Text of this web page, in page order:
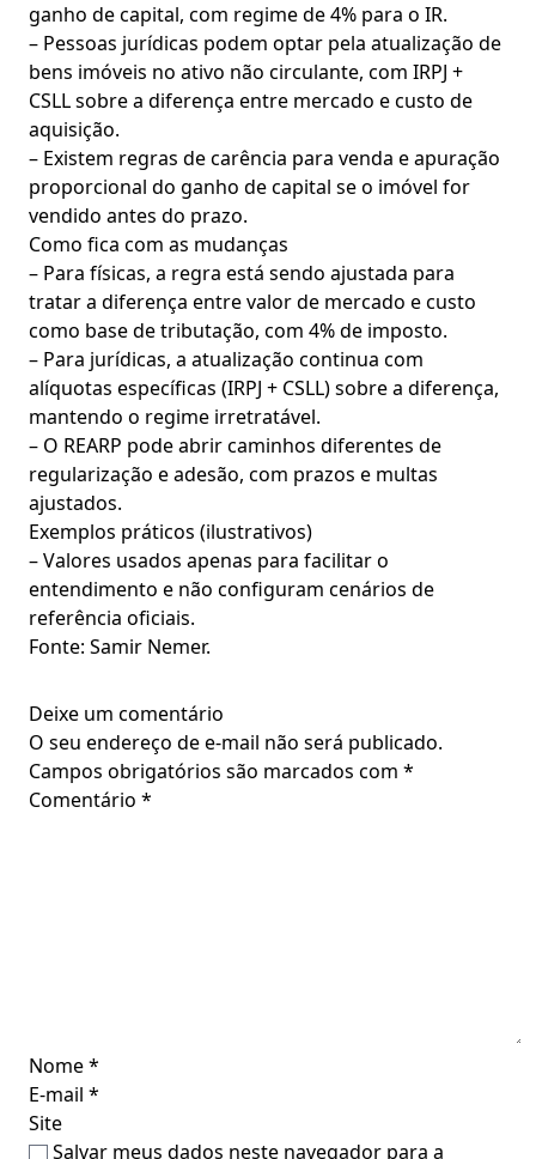
ganho de capital, com regime de 4% para o IR.
– Pessoas jurídicas podem optar pela atualização de
bens imóveis no ativo não circulante, com IRPJ +
CSLL sobre a diferença entre mercado e custo de
aquisição.
– Existem regras de carência para venda e apuração
proporcional do ganho de capital se o imóvel for
vendido antes do prazo.
Como fica com as mudanças
– Para físicas, a regra está sendo ajustada para
tratar a diferença entre valor de mercado e custo
como base de tributação, com 4% de imposto.
– Para jurídicas, a atualização continua com
alíquotas específicas (IRPJ + CSLL) sobre a diferença,
mantendo o regime irretratável.
– O REARP pode abrir caminhos diferentes de
regularização e adesão, com prazos e multas
ajustados.
Exemplos práticos (ilustrativos)
– Valores usados apenas para facilitar o
entendimento e não configuram cenários de
referência oficiais.
Fonte: Samir Nemer.
Deixe um comentário
O seu endereço de e-mail não será publicado.
Campos obrigatórios são marcados com *
Comentário *
Nome*
E-mail *
Site
Salvar meus dados neste navegador para a